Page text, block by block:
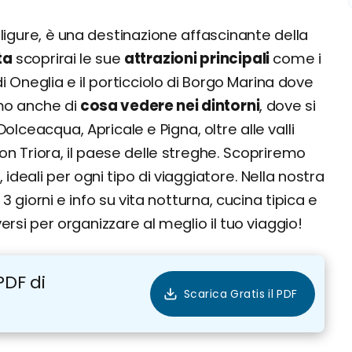
è una destinazione affascinante della
scoprirai le sue attrazioni principali come i
e il porticciolo di Borgo Marina dove
anche di cosa vedere nei dintorni, dove si
Apricale e Pigna, oltre alle valli
Triora, il paese delle streghe. Scopriremo
, ideali per ogni tipo di viaggiatore. Nella nostra
giorni e info su vita notturna, cucina tipica e
per organizzare al meglio il tuo viaggio!
di